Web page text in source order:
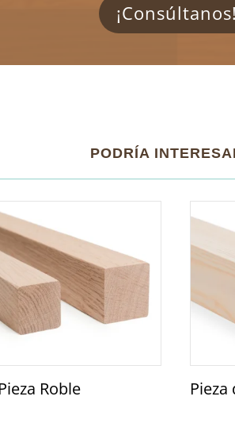
¡Consúltanos!
PODRÍA
Roble Pieza